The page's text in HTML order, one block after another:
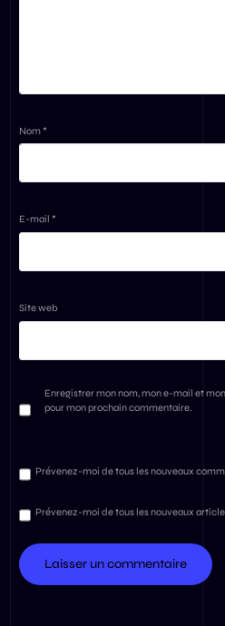
Nom*
E-mail*
Site web
Enregistrer mon nom, mon e-mail et
pour mon prochain commentaire.
Prévenez-moi de tous les nouveaux
Prévenez-moi de tous les nouveaux